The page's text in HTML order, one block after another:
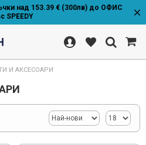
над 153.39 € (300лв) до ОФИС
SPEEDY
И АКСЕСОАРИ